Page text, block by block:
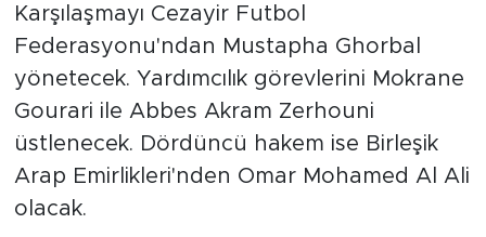
Karşılaşmayı Cezayir Futbol
Federasyonu'ndan Mustapha Ghorbal
yönetecek. Yardımcılık görevlerini Mokrane
Gourari ile Abbes Akram Zerhouni
üstlenecek. Dördüncü hakem ise Birleşik
Arap Emirlikleri'nden Omar Mohamed Al Ali
olacak.